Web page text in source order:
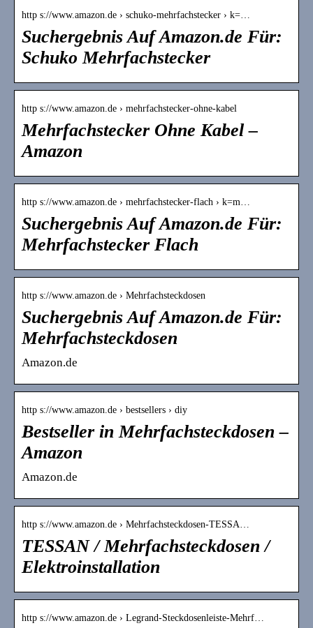
http s://www.amazon.de › schuko-mehrfachstecker › k=…
Suchergebnis Auf Amazon.de Für:
Schuko Mehrfachstecker
http s://www.amazon.de › mehrfachstecker-ohne-kabel
Mehrfachstecker Ohne Kabel –
Amazon
http s://www.amazon.de › mehrfachstecker-flach › k=m…
Suchergebnis Auf Amazon.de Für:
Mehrfachstecker Flach
http s://www.amazon.de › Mehrfachsteckdosen
Suchergebnis Auf Amazon.de Für:
Mehrfachsteckdosen
Amazon.de
http s://www.amazon.de › bestsellers › diy
Bestseller in Mehrfachsteckdosen –
Amazon
Amazon.de
http s://www.amazon.de › Mehrfachsteckdosen-TESSA…
TESSAN / Mehrfachsteckdosen /
Elektroinstallation
http s://www.amazon.de › Legrand-Steckdosenleiste-Mehrf…